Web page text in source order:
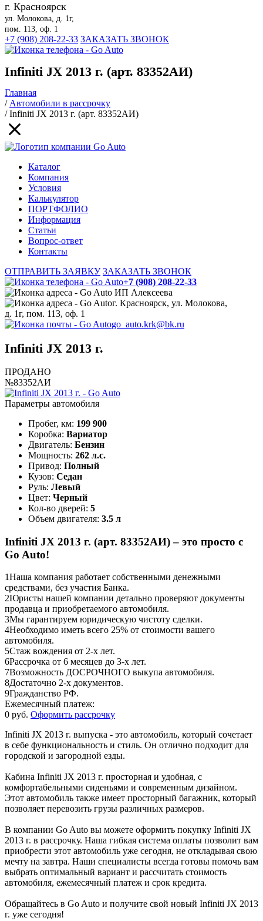
г. Красноярск
ул. Молокова, д. 1г,
пом. 113, оф. 1
+7 (908) 208-22-33 ЗАКАЗАТЬ ЗВОНОК
Infiniti JX 2013 г. (арт. 83352АИ)
Главная
/Автомобили в рассрочку
/Infiniti JX 2013 г. (арт. 83352АИ)
Каталог
Компания
Условия
Калькулятор
ПОРТФОЛИО
Информация
Статьи
Вопрос-ответ
Контакты
ОТПРАВИТЬ ЗАЯВКУ ЗАКАЗАТЬ ЗВОНОК
+7 (908) 208-22-33
ИП Алексеева
г. Красноярск, ул. Молокова,
д. 1г, пом. 113, оф. 1
go_auto.krk@bk.ru
Infiniti JX 2013 г.
ПРОДАНО
№83352АИ
Параметры автомобиля
Пробег, км: 199 900
Коробка: Вариатор
Двигатель: Бензин
Мощность: 262 л.с.
Привод: Полный
Кузов: Седан
Руль: Левый
Цвет: Черный
Кол-во дверей: 5
Объем двигателя: 3.5 л
Infiniti JX 2013 г. (арт. 83352АИ) – это просто с
Go Auto!
1Наша компания работает собственными денежными
средствами, без участия Банка.
2Юристы нашей компании детально проверяют документы
продавца и приобретаемого автомобиля.
3Мы гарантируем юридическую чистоту сделки.
4Необходимо иметь всего 25% от стоимости вашего
автомобиля.
5Стаж вождения от 2-х лет.
6Рассрочка от 6 месяцев до 3-х лет.
7Возможность ДОСРОЧНОГО выкупа автомобиля.
8Достаточно 2-х документов.
9Гражданство РФ.
Ежемесячный платеж:
0 руб. Оформить рассрочку
Infiniti JX 2013 г. выпуска - это автомобиль, который сочетает
в себе функциональность и стиль. Он отлично подходит для
городской и загородной езды.
Кабина Infiniti JX 2013 г. просторная и удобная, с
комфортабельными сиденьями и современным дизайном.
Этот автомобиль также имеет просторный багажник, который
позволяет перевозить грузы различных размеров.
В компании Go Auto вы можете оформить покупку Infiniti JX
2013 г. в рассрочку. Наша гибкая система оплаты позволит вам
приобрести этот автомобиль уже сегодня, не откладывая свою
мечту на завтра. Наши специалисты всегда готовы помочь вам
выбрать оптимальный вариант и рассчитать стоимость
автомобиля, ежемесячный платеж и срок кредита.
Обращайтесь в Go Auto и получите свой новый Infiniti JX 2013
г. уже сегодня!